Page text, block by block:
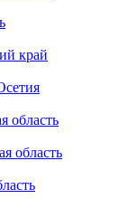
край
область
область